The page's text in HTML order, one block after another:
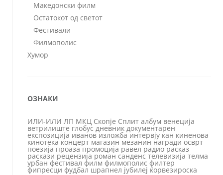
Македонски филм
Остатокот од светот
Фестивали
Филмополис
Хумор
ОЗНАКИ
ИЛИ-ИЛИ ЛП МКЦ Скопје Сплит албум венеција
ветрилиште глобус дневник документарен
експозиција иванов изложба интервју кан киненова
кинотека концерт магазин мезанин награди осврт
поезија проаза промоција равел радио расказ
раскази рецензија роман санденс телевизија телма
урбан фестивал филм филмополис филтер
фипресци фудбал шрапнел јубилеј ќорвезироска